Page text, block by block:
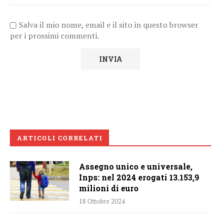
Salva il mio nome, email e il sito in questo browser
per i prossimi commenti.
ARTICOLI CORRELATI
Assegno unico e universale,
Inps: nel 2024 erogati 13.153,9
milioni di euro
18 Ottobre 2024